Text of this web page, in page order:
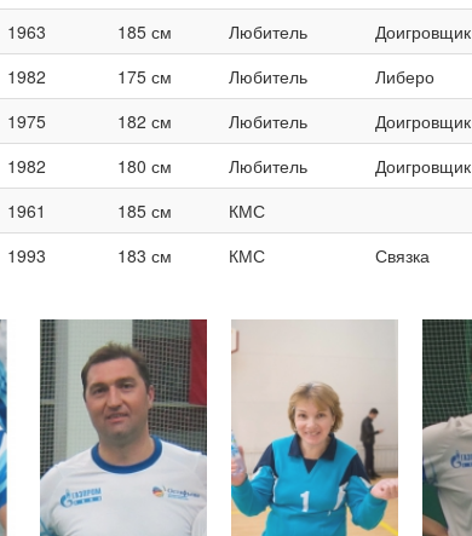
1963 185 см Любитель Доигровщик
1982 175 см Любитель Либеро
1975 182 см Любитель Доигровщик
1982 180 см Любитель Доигровщик
1961 185 см КМС
1993 183 см КМС Связка